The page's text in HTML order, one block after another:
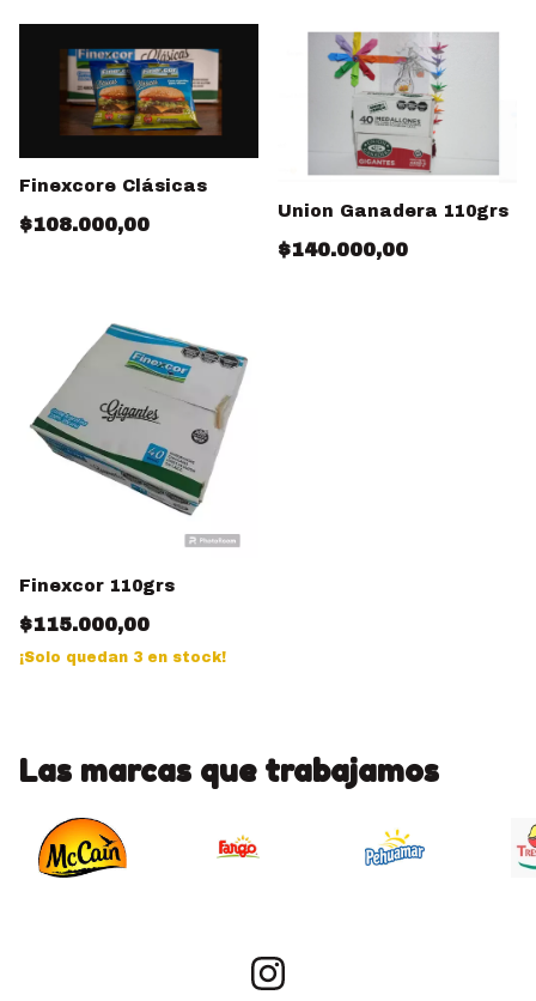
Finexcore Clásicas
$108.000,00
Union Ganadera 110grs
$140.000,00
Finexcor 110grs
$115.000,00
¡Solo quedan 3 en stock!
Las marcas que trabajamos